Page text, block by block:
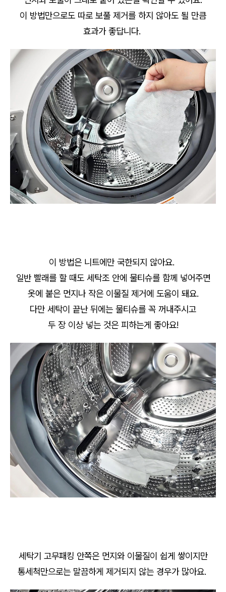
이 방법만으로도 따로 보풀 제거를 하지 않아도 될 만큼
효과가 좋답니다.
이 방법은 니트에만 국한되지 않아요.
일반 빨래를 할 때도 세탁조 안에 물티슈를 함께 넣어주면
옷에 붙은 먼지나 작은 이물질 제거에 도움이 돼요.
다만 세탁이 끝난 뒤에는 물티슈를 꼭 꺼내주시고
두 장 이상 넣는 것은 피하는게 좋아요!
세탁기 고무패킹 안쪽은 먼지와 이물질이 쉽게 쌓이지만
통세척만으로는 말끔하게 제거되지 않는 경우가 많아요.